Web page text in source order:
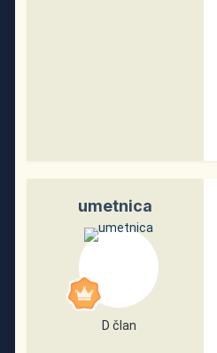
umetnica
D član